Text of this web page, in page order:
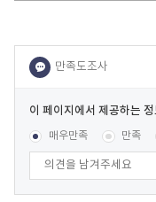
이
페
이
에
서
콘텐츠 만족도 조사 [평균
매우만족 만족